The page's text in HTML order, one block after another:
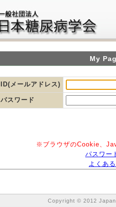
My
ID(メールアドレス)
パスワード
※ブラウザのCookie、
パスワー
よくあ
Copyright © 2012